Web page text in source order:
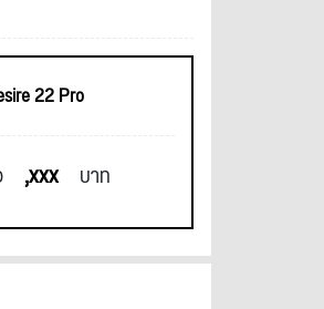
22 Pro
,xxx บาท